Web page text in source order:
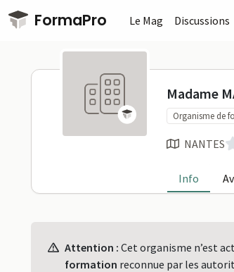
Passer au contenu principal
FormaPro Le Mag Discussions
Madame
Organisme de
NANTES
Info
ProfilAttention : Cet organisme n’est
formation reconnue par les